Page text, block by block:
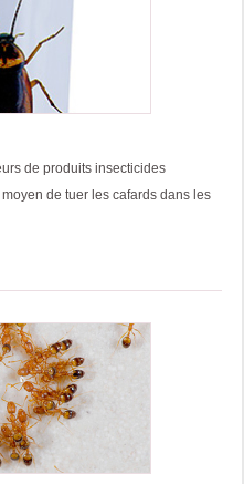
de produits insecticides
de tuer les cafards dans les